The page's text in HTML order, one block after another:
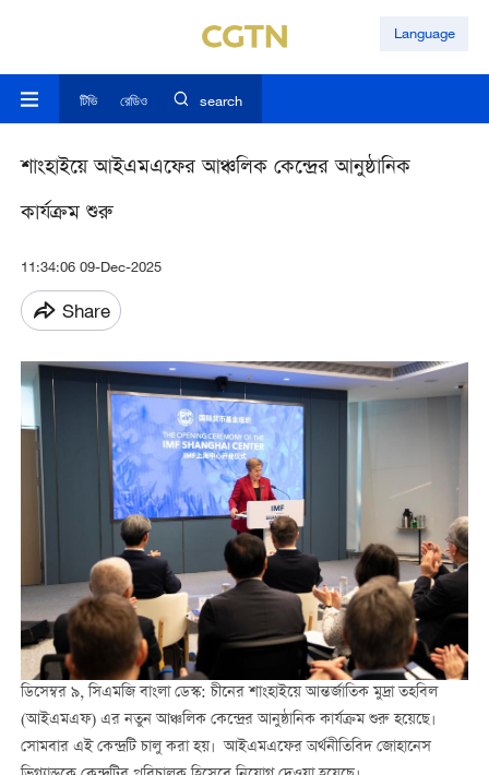
Language
টিভি রেডিও search
শাংহাইয়ে আইএমএফের আঞ্চলিক কেন্দ্রের আনুষ্ঠানিক
কার্যক্রম শুরু
11:34:06 09-Dec-2025
Share
ডিসেম্বর ৯, সিএমজি বাংলা ডেস্ক: চীনের শাংহাইয়ে আন্তর্জাতিক মুদ্রা তহবিল
(আইএমএফ) এর নতুন আঞ্চলিক কেন্দ্রের আনুষ্ঠানিক কার্যক্রম শুরু হয়েছে।
সোমবার এই কেন্দ্রটি চালু করা হয়। আইএমএফের অর্থনীতিবিদ জোহানেস